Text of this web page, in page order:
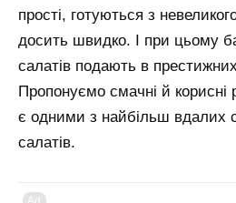
прості, готуються з
досить швидко. І при цьому
салатів подають в
Пропонуємо смачні й корисні
є одними з найбільш вдалих
салатів.